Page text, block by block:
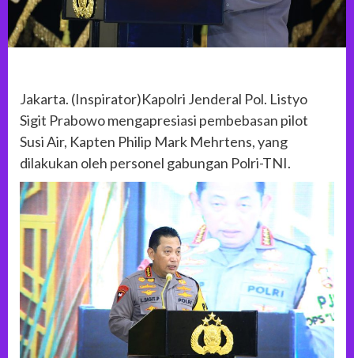
Jakarta. (Inspirator)Kapolri Jenderal Pol. Listyo
Sigit Prabowo mengapresiasi pembebasan pilot
Susi Air, Kapten Philip Mark Mehrtens, yang
dilakukan oleh personel gabungan Polri-TNI.